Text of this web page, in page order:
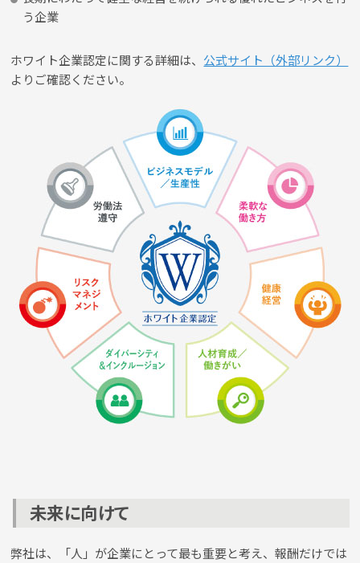
う企業
ホワイト企業認定に関する詳細は、 公式サイト（外部リンク）
よりご確認ください。
未来に向けて
弊社は、「人」が企業にとって最も重要と考え、報酬だけでは